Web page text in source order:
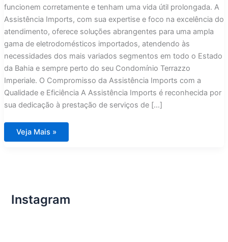
funcionem corretamente e tenham uma vida útil prolongada. A
Assistência Imports, com sua expertise e foco na excelência do
atendimento, oferece soluções abrangentes para uma ampla
gama de eletrodomésticos importados, atendendo às
necessidades dos mais variados segmentos em todo o Estado
da Bahia e sempre perto do seu Condomínio Terrazzo
Imperiale. O Compromisso da Assistência Imports com a
Qualidade e Eficiência A Assistência Imports é reconhecida por
sua dedicação à prestação de serviços de […]
Assistência
Técnica
Veja Mais »
Instagram